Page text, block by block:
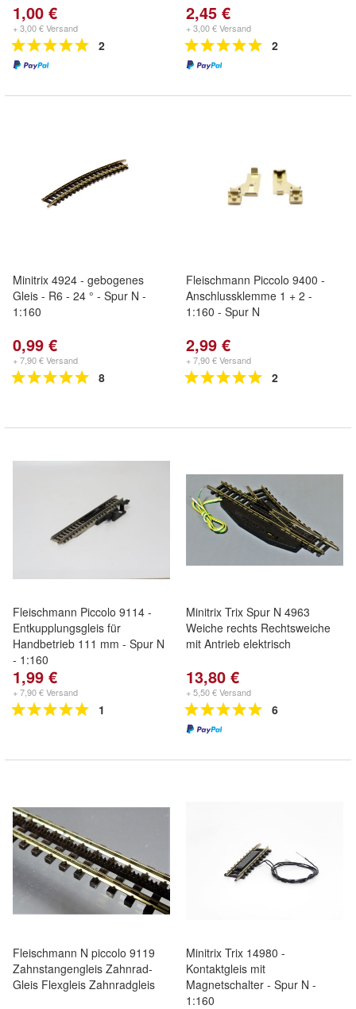
1,00 €
+ 3,00 € Versand
2
2,45 €
+ 3,00 € Versand
2
Minitrix 4924 - gebogenes
Gleis - R6 - 24 ° - Spur N -
1:160
0,99 €
+ 7,90 € Versand
8
Fleischmann Piccolo 9400 -
Anschlussklemme 1 + 2 -
1:160 - Spur N
2,99 €
+ 7,90 € Versand
2
Fleischmann Piccolo 9114 -
Entkupplungsgleis für
Handbetrieb 111 mm - Spur N
- 1:160
1,99 €
+ 7,90 € Versand
1
Minitrix Trix Spur N 4963
Weiche rechts Rechtsweiche
mit Antrieb elektrisch
13,80 €
+ 5,50 € Versand
6
Fleischmann N piccolo 9119
Zahnstangengleis Zahnrad-
Gleis Flexgleis Zahnradgleis
Minitrix Trix 14980 -
Kontaktgleis mit
Magnetschalter - Spur N -
1:160